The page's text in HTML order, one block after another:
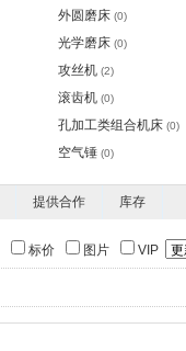
外圆磨床 (0)
光学磨床 (0)
攻丝机 (2)
滚齿机 (0)
孔加工类组合机床 (0)
空气锤 (0)
提供合作 库存
标价 图片 VIP